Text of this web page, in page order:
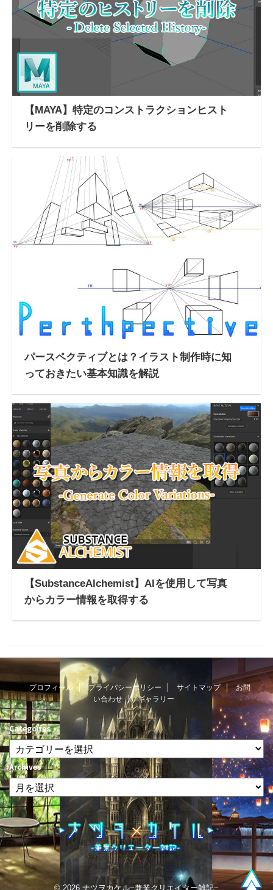
【MAYA】特定のコンストラクションヒスト
リーを削除する
パースペクティブとは？イラスト制作時に知
っておきたい基本知識を解説
【SubstanceAlchemist】AIを使用して写真
からカラー情報を取得する
プロフィール プライバシーポリシー サイトマップ
お問
い合わせ
ギャラリー
Categories
Archives
© 2026 ナツヲカケル−兼業クリエイター雑記−